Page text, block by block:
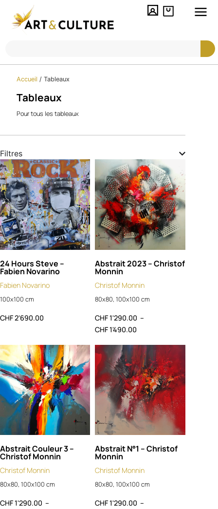
Accueil / Tableaux
Tableaux
Pour tous les tableaux
Filtres
24 Hours Steve –
Fabien Novarino
Fabien Novarino
100x100 cm
CHF2'690.00
Abstrait 2023 – Christof
Monnin
Christof Monnin
80x80, 100x100 cm
CHF1'290.00 –
CHF1'490.00
Abstrait Couleur 3 –
Christof Monnin
Christof Monnin
80x80, 100x100 cm
CHF1'290.00 –
Abstrait N°1 – Christof
Monnin
Christof Monnin
80x80, 100x100 cm
CHF1'290.00 –